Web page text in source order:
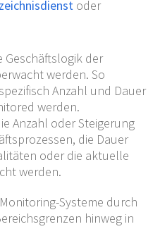
oder
Geschäftslogik der
werden. So
Anzahl und Dauer
werden.
Anzahl oder Steigerung
die Dauer
oder die aktuelle
werden.
Systeme durch
hinweg in